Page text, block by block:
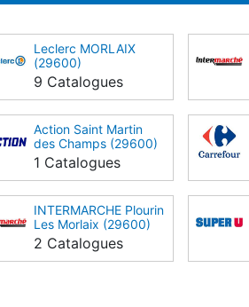
Leclerc MORLAIX
(29600)
9 Catalogues
Action Saint Martin
des Champs (29600)
1 Catalogues
INTERMARCHE Plourin
Les Morlaix (29600)
2 Catalogues